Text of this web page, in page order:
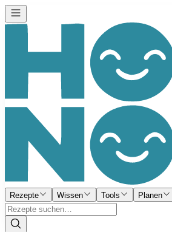
Rezepte Wissen Tools Planen